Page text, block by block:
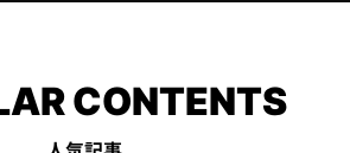
CONTENTS